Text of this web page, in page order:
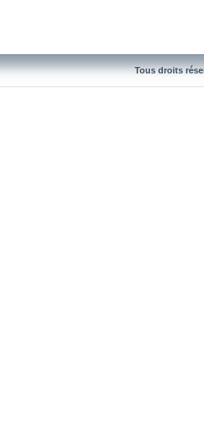
Tous droits